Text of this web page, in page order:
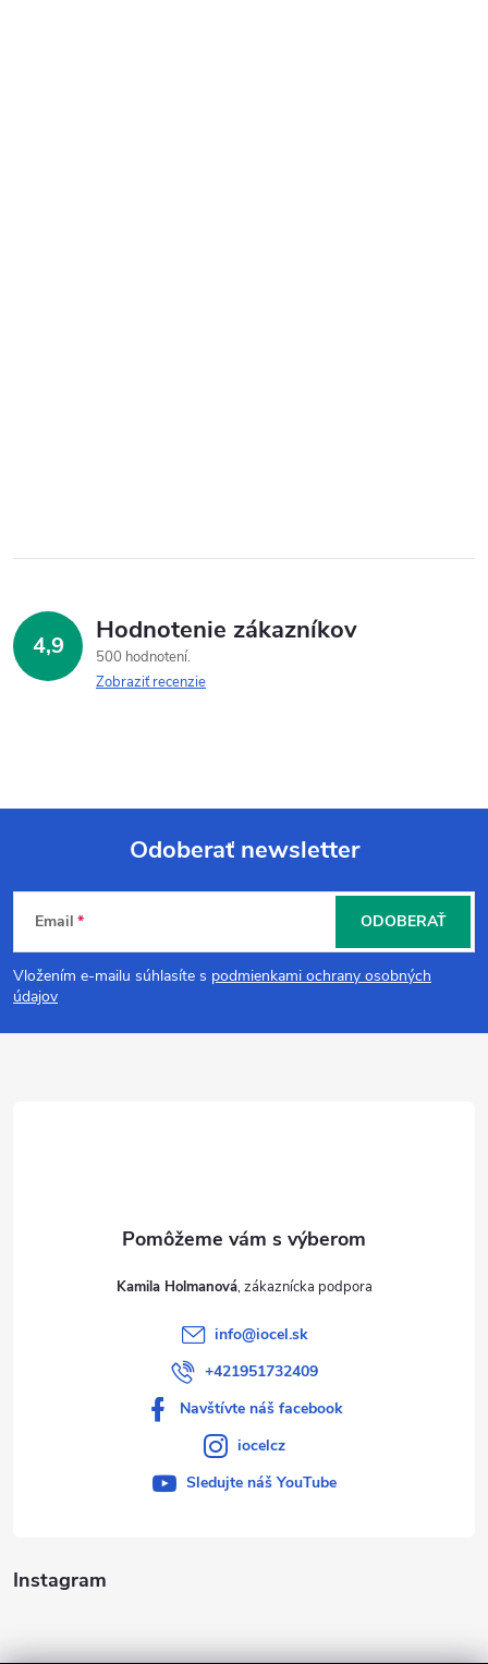
4,9 Hodnotenie zákazníkov
500 hodnotení
Zobraziť recenzie
Z
á
p
Odoberať newsletter
Email
Vložením e-mailu súhlasíte s podmienkami ochrany osobných
údajov
ODOBERAŤ
Instagram
Kamila Holmanová
info@iocel.sk
+421951732409
Navštívte náš facebook
iocelcz
Sledujte náš YouTube